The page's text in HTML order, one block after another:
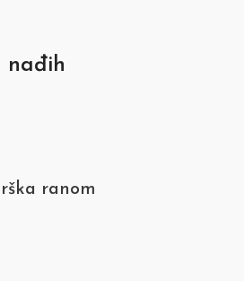
nađih
ranom